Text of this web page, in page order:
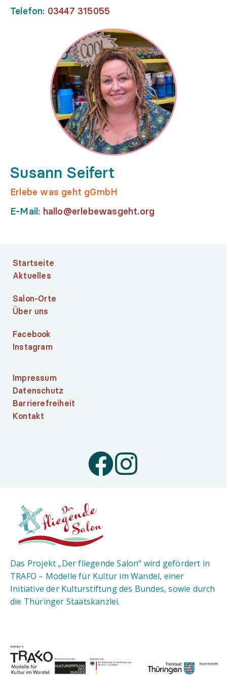
Telefon: 03447 315055
Susann Seifert
Erlebe was geht gGmbH
E-Mail: hallo@erlebewasgeht.org
Startseite
Aktuelles
Salon-Orte
Über uns
Facebook
Instagram
Impressum
Datenschutz
Barrierefreiheit
Kontakt
Das Projekt „Der fliegende Salon“ wird gefördert in
TRAFO – Modelle für Kultur im Wandel, einer
Initiative der Kulturstiftung des Bundes, sowie durch
die Thüringer Staatskanzlei.